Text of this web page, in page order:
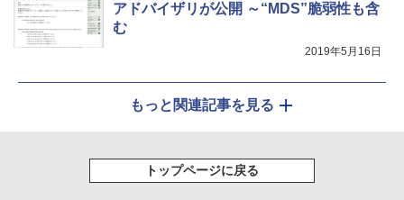
アドバイザリが公開 ～“MDS”脆弱性も含
む
2019年5月16日
もっと関連記事を見る
トップページに戻る